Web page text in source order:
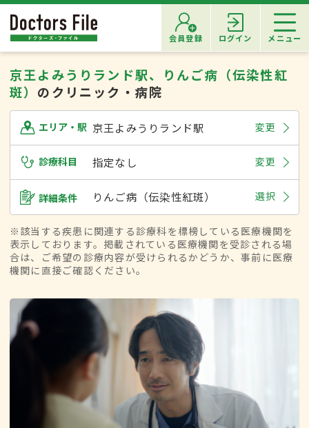
会員登録 ログイン メニュー
京王よみうりランド駅、りんご病（伝染性紅
斑） のクリニック・病院
エリア・駅 京王よみうりランド駅 変更
診療科目 指定なし 変更
詳細条件 りんご病（伝染性紅斑） 選択
※該当する疾患に関連する診療科を標榜している医療機関を
表示しております。掲載されている医療機関を受診される場
合は、ご希望の診療内容が受けられるかどうか、事前に医療
機関に直接ご確認ください。